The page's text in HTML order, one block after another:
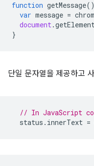
function getMessage()
var message =
document.
}
단일 문자열을 제공하고
// In JavaScript
status . innerText =